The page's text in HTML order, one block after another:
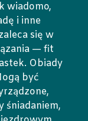
wiadomo,
i inne
się w
— fit
Obiady
być
śniadaniem,